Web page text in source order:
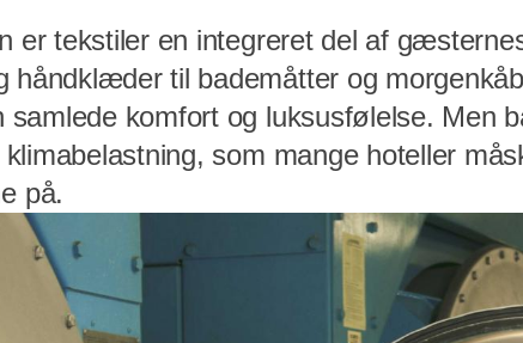
er tekstiler en integreret del af
håndklæder til bademåtter og
samlede komfort og luksusfølelse. Men
som mange hoteller
på.